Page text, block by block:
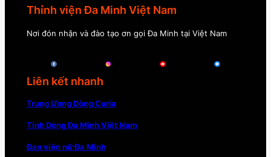
Thỉnh viện Đa Minh Việt Nam
Nơi đón nhận và đào tạo ơn gọi Đa Minh tại Việt Nam
Liên kết nhanh
Trung Ương Dòng Curia
Tỉnh Dòng Đa Minh Việt Nam
Đan viện nữ Đa Minh